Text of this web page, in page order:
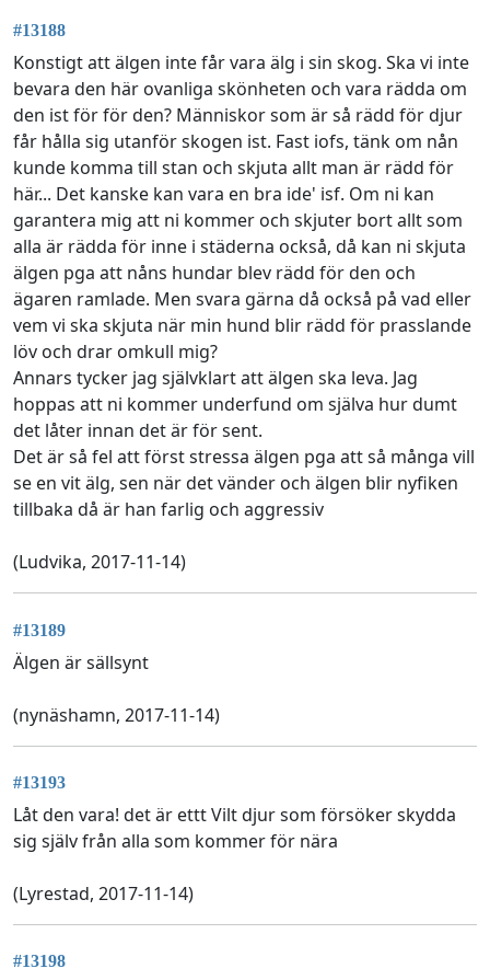
#13188
Konstigt att älgen inte får vara älg i sin skog. Ska vi inte
bevara den här ovanliga skönheten och vara rädda om
den ist för för den? Människor som är så rädd för djur
får hålla sig utanför skogen ist. Fast iofs, tänk om nån
kunde komma till stan och skjuta allt man är rädd för
här... Det kanske kan vara en bra ide' isf. Om ni kan
garantera mig att ni kommer och skjuter bort allt som
alla är rädda för inne i städerna också, då kan ni skjuta
älgen pga att nåns hundar blev rädd för den och
ägaren ramlade. Men svara gärna då också på vad eller
vem vi ska skjuta när min hund blir rädd för prasslande
löv och drar omkull mig?
Annars tycker jag självklart att älgen ska leva. Jag
hoppas att ni kommer underfund om själva hur dumt
det låter innan det är för sent.
Det är så fel att först stressa älgen pga att så många vill
se en vit älg, sen när det vänder och älgen blir nyfiken
tillbaka då är han farlig och aggressiv
(Ludvika, 2017-11-14)
#13189
Älgen är sällsynt
(nynäshamn, 2017-11-14)
#13193
Låt den vara! det är ettt Vilt djur som försöker skydda
sig själv från alla som kommer för nära
(Lyrestad, 2017-11-14)
#13198